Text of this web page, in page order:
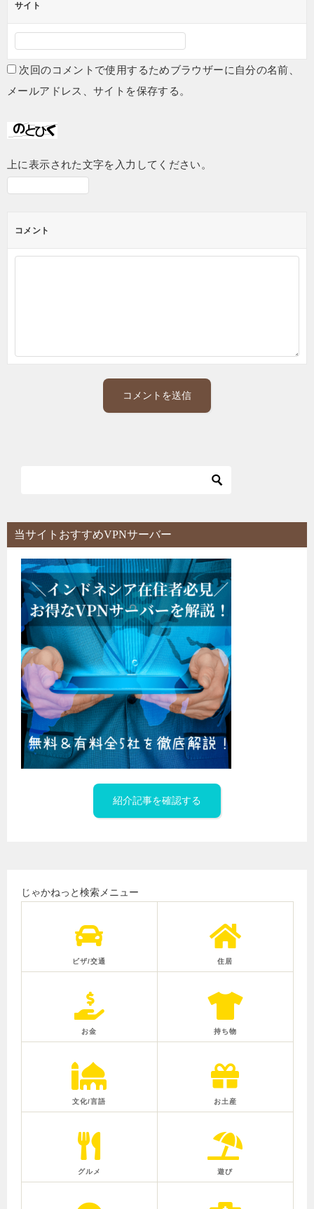
サイト
次回のコメントで使用するためブラウザーに自分の名前、
メールアドレス、サイトを保存する。
上に表示された文字を入力してください。
コメント
当サイトおすすめVPNサーバー
紹介記事を確認する
じゃかねっと検索メニュー
ビザ/交通 住居
お金 持ち物
文化/言語 お土産
グルメ 遊び